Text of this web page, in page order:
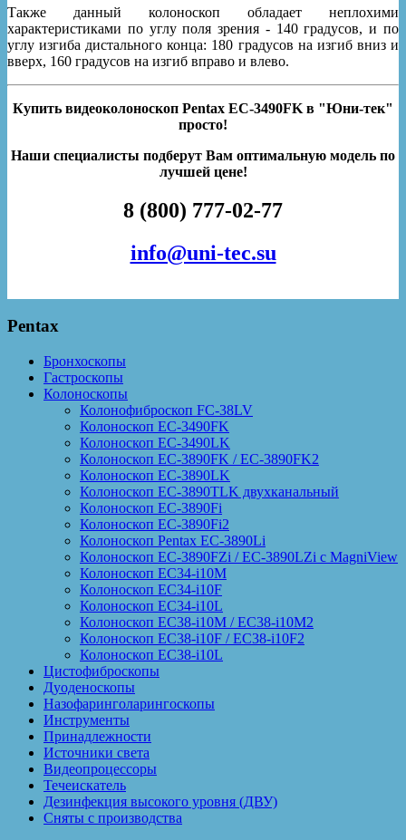
Также данный колоноскоп обладает неплохими
характеристиками по углу поля зрения - 140 градусов, и по
углу изгиба дистального конца: 180 градусов на изгиб вниз и
вверх, 160 градусов на изгиб вправо и влево.
Купить видеоколоноскоп Pentax EC-3490FK в "Юни-тек"
просто!
Наши специалисты подберут Вам оптимальную модель по
лучшей цене!
8 (800) 777-02-77
info@uni-tec.su
Pentax
Бронхоскопы
Гастроскопы
Колоноскопы
Колонофиброскоп FC-38LV
Колоноскоп EC-3490FK
Колоноскоп EC-3490LK
Колоноскоп EC-3890FK / EC-3890FK2
Колоноскоп EC-3890LK
Колоноскоп EC-3890TLK двухканальный
Колоноскоп EC-3890Fi
Колоноскоп EC-3890Fi2
Колоноскоп Pentax EC-3890Li
Колоноскоп EC-3890FZi / EC-3890LZi с MagniView
Колоноскоп EC34-i10M
Колоноскоп EC34-i10F
Колоноскоп EC34-i10L
Колоноскоп EC38-i10M / EC38-i10M2
Колоноскоп EC38-i10F / EC38-i10F2
Колоноскоп EC38-i10L
Цистофиброскопы
Дуоденоскопы
Назофаринголарингоскопы
Инструменты
Принадлежности
Источники света
Видеопроцессоры
Течеискатель
Дезинфекция высокого уровня (ДВУ)
Сняты с производства